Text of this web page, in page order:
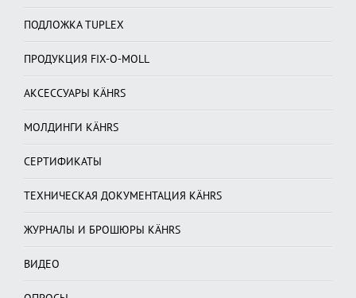
ПОДЛОЖКА TUPLEX
ПРОДУКЦИЯ FIX-O-MOLL
АКСЕССУАРЫ KÄHRS
МОЛДИНГИ KÄHRS
СЕРТИФИКАТЫ
ТЕХНИЧЕСКАЯ ДОКУМЕНТАЦИЯ KÄHRS
ЖУРНАЛЫ И БРОШЮРЫ KÄHRS
ВИДЕО